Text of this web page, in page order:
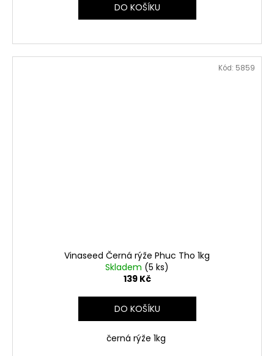
DO KOŠÍKU
Vinaseed Černá rýže Phuc Tho 1kg
Skladem (5 ks)
139 Kč
DO KOŠÍKU
černá rýže 1kg
Kód: 5859